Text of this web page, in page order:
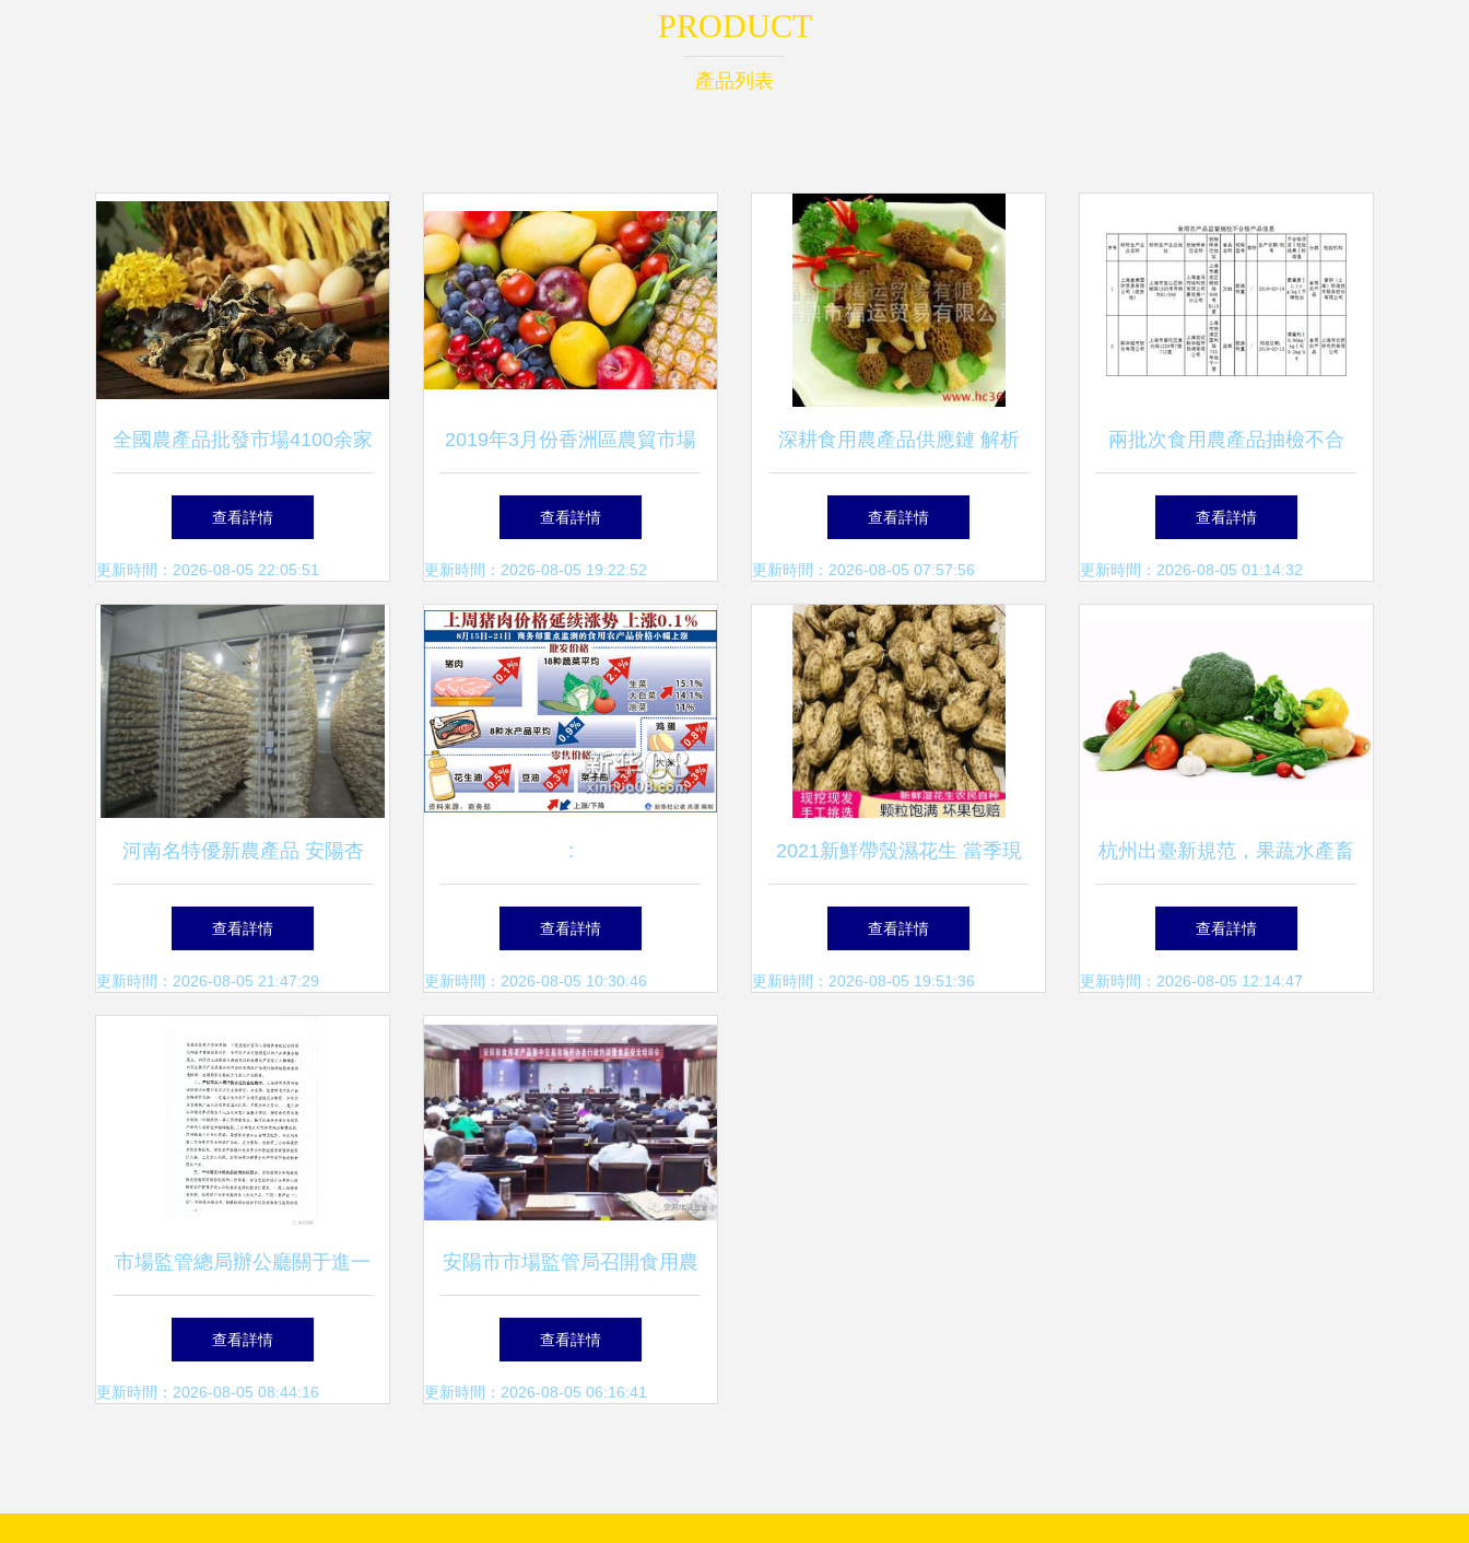
PRODUCT
產品列表
全國農產品批發市場4100余家
農批市場現代化需加速食用農
產品供應鏈升級
查看詳情
更新時間：2026-08-05 22:05:51
2019年3月份香洲區農貿市場
食用農產品快檢分析報告 食
用農產品批發環節質量監控與
反思
查看詳情
更新時間：2026-08-05 19:22:52
深耕食用農產品供應鏈 解析
羊產品的市場現狀、批發渠道
與廠家選擇策略
查看詳情
更新時間：2026-08-05 07:57:56
兩批次食用農產品抽檢不合
格，均來自大型企業與批發市
場
查看詳情
更新時間：2026-08-05 01:14:32
河南名特優新農產品 安陽杏
鮑菇的食用與批發價值
查看詳情
更新時間：2026-08-05 21:47:29
:
查看詳情
更新時間：2026-08-05 10:30:46
2021新鮮帶殼濕花生 當季現
挖的農家美味
查看詳情
更新時間：2026-08-05 19:51:36
杭州出臺新規范，果蔬水產畜
禽產品批發有章可循
查看詳情
更新時間：2026-08-05 12:14:47
市場監管總局辦公廳關于進一
步落實食用農產品批發市場食
品安全查驗要求的通知
查看詳情
更新時間：2026-08-05 08:44:16
安陽市市場監管局召開食用農
產品集中交易市場開辦者集中
約談暨食品安全培訓會
查看詳情
更新時間：2026-08-05 06:16:41